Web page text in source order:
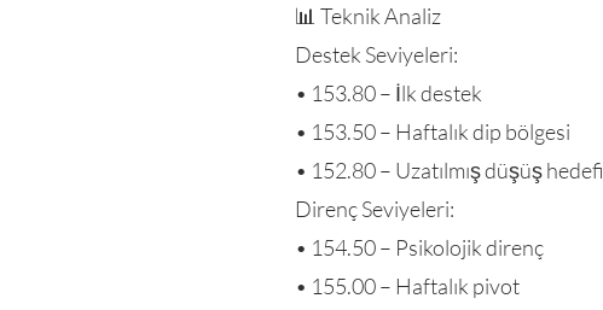
📊 Teknik Analiz
Destek Seviyeleri:
• 153.80 – İlk destek
• 153.50 – Haftalık dip bölgesi
• 152.80 – Uzatılmış düşüş hedefi
Direnç Seviyeleri:
• 154.50 – Psikolojik direnç
• 155.00 – Haftalık pivot